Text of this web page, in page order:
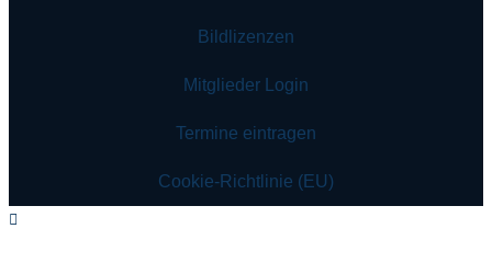
Bildlizenzen
Mitglieder Login
Termine eintragen
Cookie-Richtlinie (EU)